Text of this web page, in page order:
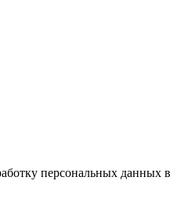
персональных данных в